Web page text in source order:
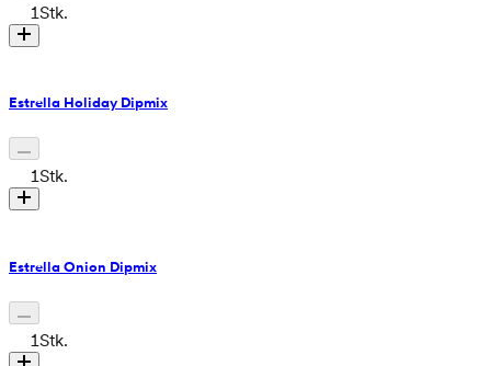
1Stk.
Estrella Holiday Dipmix
1Stk.
Estrella Onion Dipmix
1Stk.